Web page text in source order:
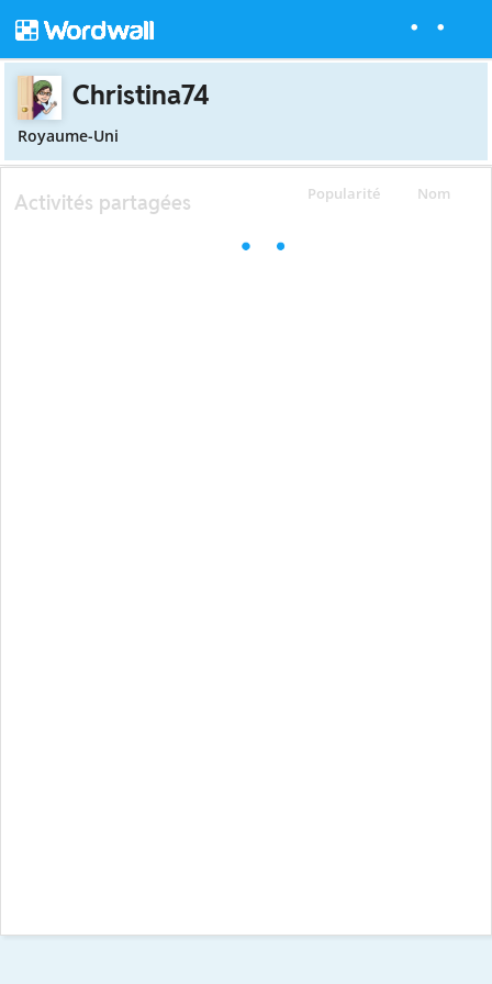
Christina74
Royaume-Uni
Popularité Nom
Activités partagées